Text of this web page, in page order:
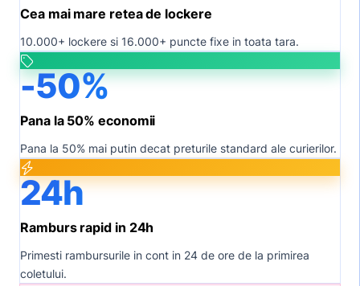
Cea mai mare retea de lockere
10.000+ lockere si 16.000+ puncte fixe in toata tara.
-50%
Pana la 50% economii
Pana la 50% mai putin decat preturile standard ale curierilor.
24h
Ramburs rapid in 24h
Primesti rambursurile in cont in 24 de ore de la primirea
coletului.